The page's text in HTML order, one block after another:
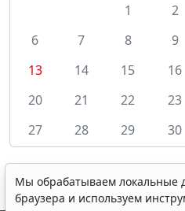
1
2
6
7 8 9
13
14 15 16
20
21 22 23
27
28 29 30
Мы обрабатываем локальные
браузера и используем